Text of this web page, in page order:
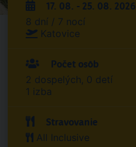
17. 08. - 25. 08. 2026
8 dní / 7 nocí
Katovice
Počet osôb
2 dospelých, 0 detí
1 izba
Stravovanie
All Inclusive